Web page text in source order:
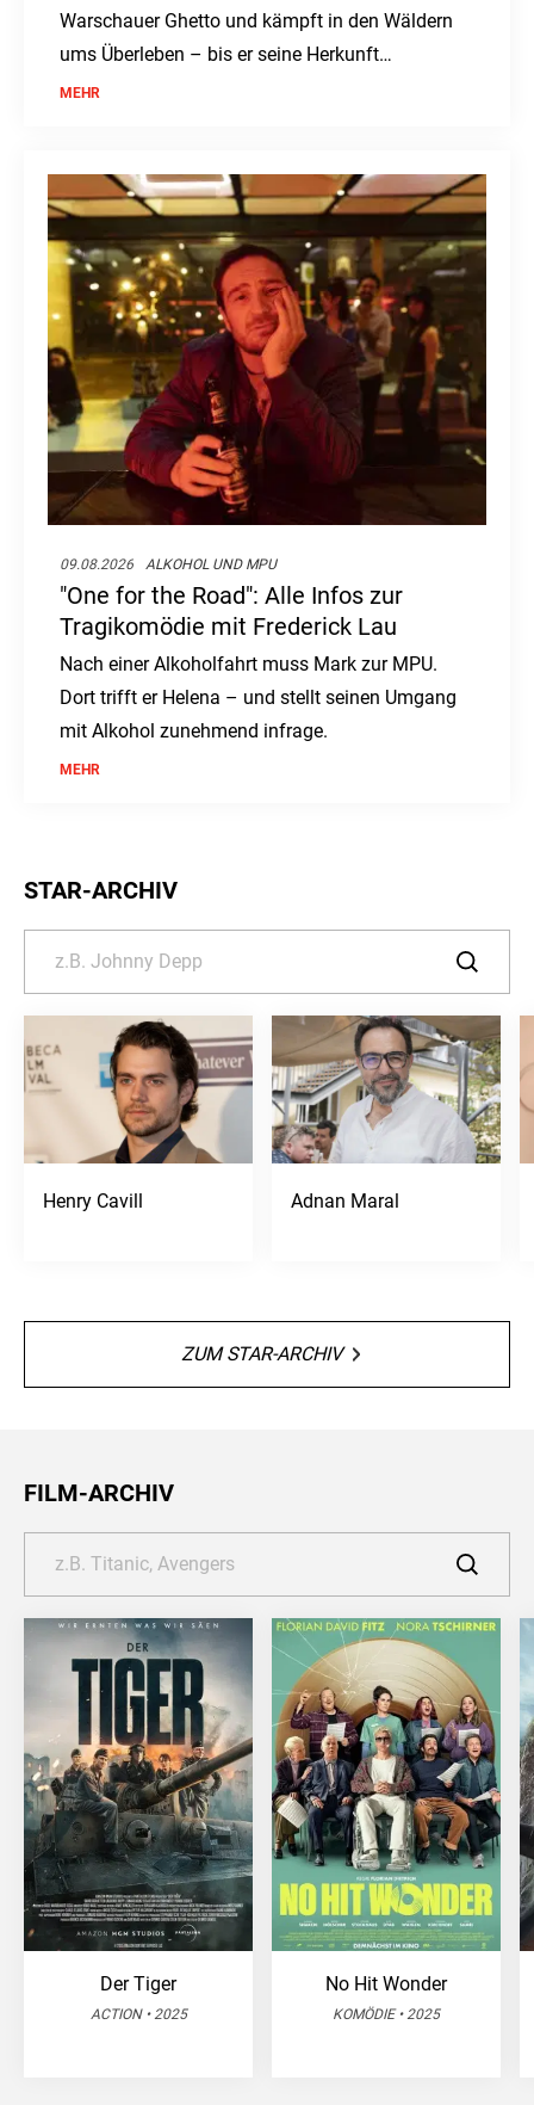
Warschauer Ghetto und kämpft in den Wäldern
ums Überleben – bis er seine Herkunft
verleugnen soll.
MEHR
09.08.2026 ALKOHOL UND MPU
"One for the Road": Alle Infos zur
Tragikomödie mit Frederick Lau
Nach einer Alkoholfahrt muss Mark zur MPU.
Dort trifft er Helena – und stellt seinen Umgang
mit Alkohol zunehmend infrage.
MEHR
STAR-ARCHIV
Henry Cavill Adnan Maral
ZUM STAR-ARCHIV
FILM-ARCHIV
Der Tiger
ACTION • 2025
No Hit Wonder
KOMÖDIE • 2025